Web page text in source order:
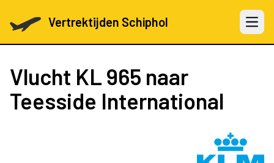
Vertrektijden Schiphol Open
Vlucht KL 965 naar
Teesside International